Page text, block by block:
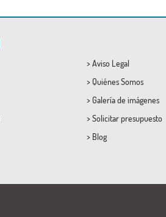
> Aviso Legal
> Quiénes Somos
> Galería de imágenes
> Solicitar presupuesto
> Blog